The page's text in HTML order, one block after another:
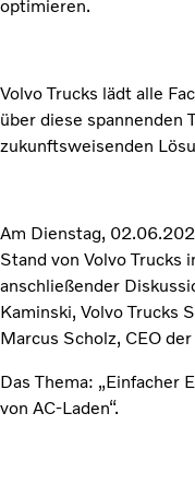
optimieren.
Volvo Trucks lädt alle
über diese spannenden
zukunftsweisenden
Am Dienstag,
Stand von Volvo Trucks
anschließender
Kaminski, Volvo Trucks
Marcus Scholz, CEO
Das Thema: „Einfacher
von AC-Laden“.